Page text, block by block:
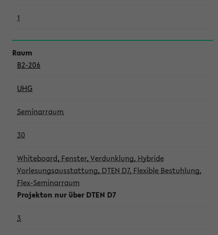
1
B2-206
UHG
Seminarraum
30
Whiteboard, Fenster, Verdunklung, Hybride
Vorlesungsausstattung, DTEN D7, Flexible Bestuhlung,
Flex-Seminarraum
Projekton nur über DTEN D7
3